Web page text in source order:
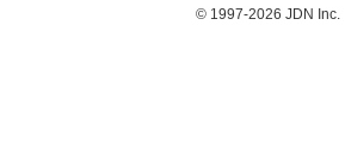
© 1997-2026 JDN Inc.